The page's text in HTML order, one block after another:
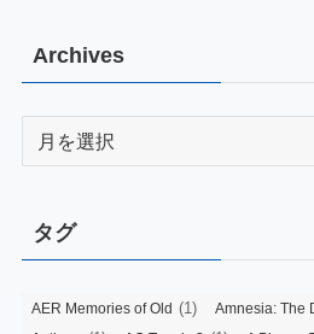
Archives
Archives
タグ
AER Memories of Old (1) Amnesia: The